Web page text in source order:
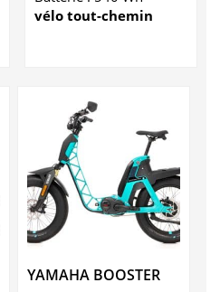
vélo tout-chemin
YAMAHA BOOSTER